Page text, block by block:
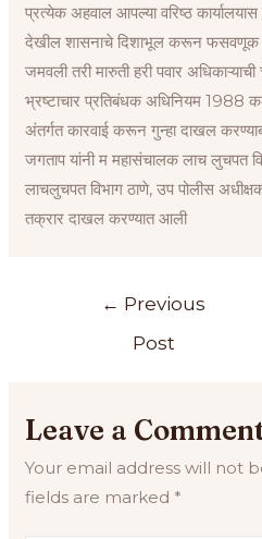
प्रत्येक अहवाल आपल्या वरिष्ठ
देखील शासनाचे दिशाभूल करून फसवणूक
जमवली तरी मारुती हरी पवार
भ्रष्टाचार प्रतिबंधक अधिनियम
अंतर्गत कारवाई करून गुन्हा दाखल
जगताप यांनी म महासंचालक लाच लुचपत
लाचलुचपत विभाग ठाणे, उप पोलीस
तक्रार दाखल करण्यात आली
← Previous
Post
Leave a
Your email address will not
fields are marked *